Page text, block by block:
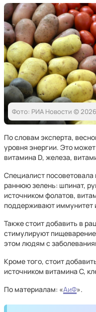
Фото: РИА Новости ©
По словам эксперта,
уровня энергии. Это
витамина D, железа,
Специалист посоветовала
раннюю зелень: шпинат,
источником фолатов,
поддерживают иммунитет
Также стоит добавить в
стимулируют
этом людям с
Кроме того, стоит
источником витамина С,
По материалам: «АиФ».